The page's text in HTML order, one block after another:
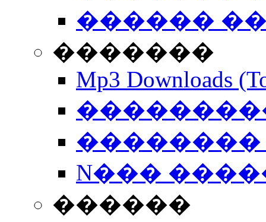
������
�������
Mp3 Downloads
��������
N���
������